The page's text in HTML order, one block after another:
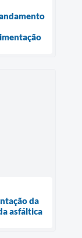
da
asfáltica